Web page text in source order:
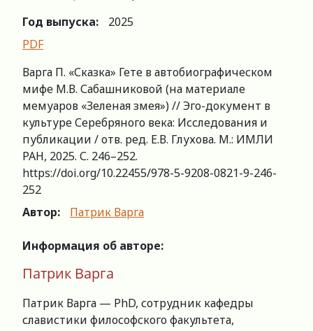
Год выпуска:
2025
PDF
Варга П. «Сказка» Гете в автобиографическом
мифе М.В. Сабашниковой (на материале
мемуаров «Зеленая змея») // Эго-документ в
культуре Серебряного века: Исследования и
публикации / отв. ред. Е.В. Глухова. М.: ИМЛИ
РАН, 2025. С. 246–252.
https://doi.org/10.22455/978-5-9208-0821-9-246-
252
Автор:
Патрик Варга
Информация об авторе:
Патрик Варга
Патрик Варга — PhD, сотрудник кафедры
славистики философского факультета,